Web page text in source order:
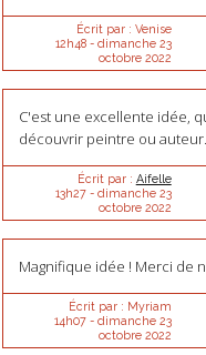
Écrit par : Venise
12h48- dimanche 23
octobre 2022
C'est une excellente idée,
découvrir peintre ou auteur.
Écrit par : Aifelle
13h27- dimanche 23
octobre 2022
Magnifique idée ! Merci de
Écrit par : Myriam
14h07- dimanche 23
octobre 2022